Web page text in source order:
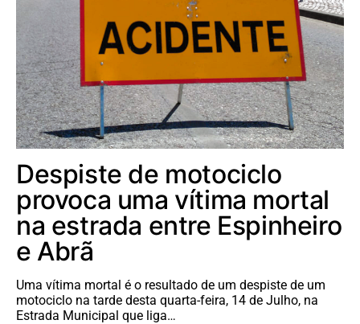
Despiste de motociclo
provoca uma vítima mortal
na estrada entre Espinheiro
e Abrã
Uma vítima mortal é o resultado de um despiste de um
motociclo na tarde desta quarta-feira, 14 de Julho, na
Estrada Municipal que liga…